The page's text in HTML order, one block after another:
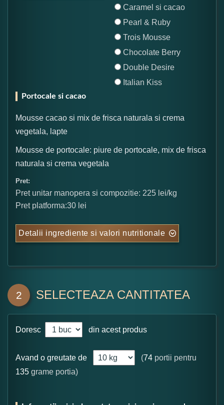
Caramel si cacao
Pearl & Ruby
Trois Mousse
Chocolate Berry
Double Desire
Italian Kiss
Portocale si cacao
Mousse cacao si mix de frisca naturala si crema
vegetala, lapte
Mousse de portocale: piure de portocale, mix de frisca
naturala si crema vegetala
Pret:
Pret unitar manopera si compozitie: 225 lei/kg
Pret platforma:30 lei
Detalii ingrediente si valori nutritionale
2 SELECTEAZA CANTITATEA
Doresc din acest produs
Avand o greutate de (74 portii pentru
135 grame portia)